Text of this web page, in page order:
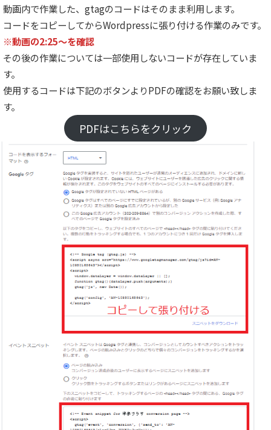
動画内で作業した、gtagのコードはそのまま利用します。
コードをコピーしてからWordpressに張り付ける作業のみです。
※動画の2:25～を確認
その後の作業については一部使用しないコードが存在していま
す。
使用するコードは下記のボタンよりPDFの確認をお願い致しま
す。
PDFはこちらをクリック